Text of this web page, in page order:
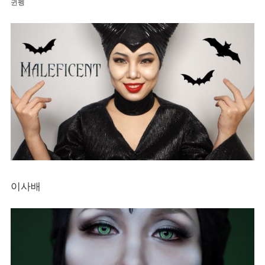
귄펭
이사배